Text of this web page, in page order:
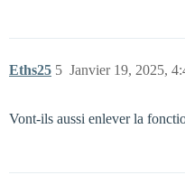
Eths25 Janvier 19, 2025,
5
Vont-ils aussi enlever la